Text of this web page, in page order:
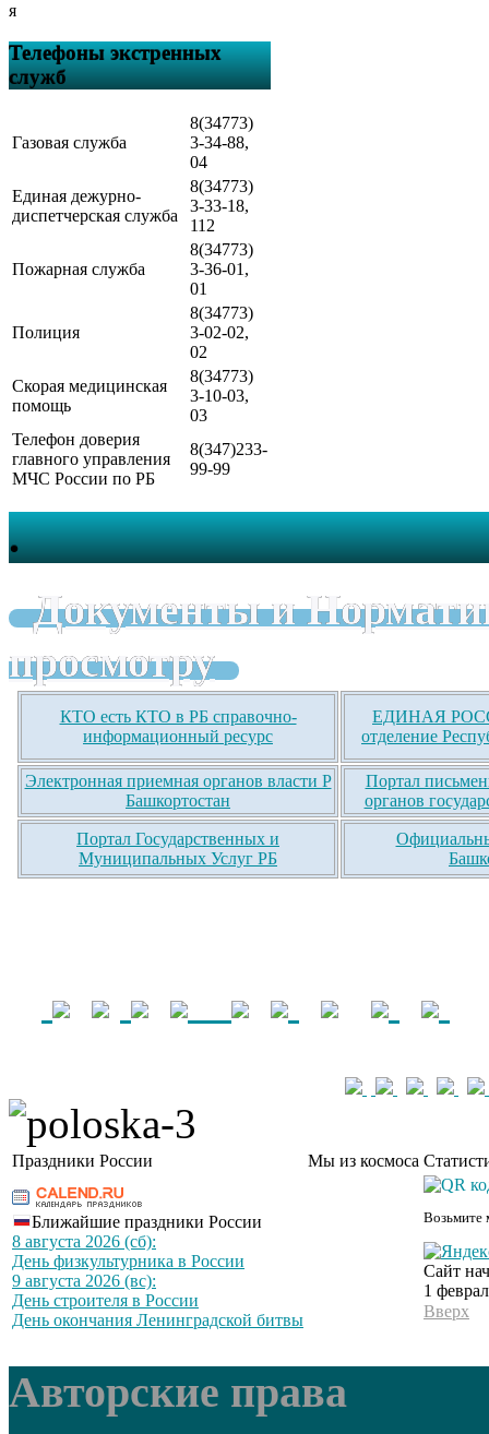
я
Телефоны экстренных
служб
Газовая служба
8(34773)
3-34-88,
04
Единая дежурно-
диспетчерская служба
8(34773)
3-33-18,
112
Пожарная служба
8(34773)
3-36-01,
01
Полиция
8(34773)
3-02-02,
02
Скорая медицинская
помощь
8(34773)
3-10-03,
03
Телефон доверия
главного управления
МЧС России по РБ
8(347)233-
99-99
.
Документы и
просмотру
КТО есть КТО в РБ справочно-
информационный ресурс
ЕДИНАЯ
отделение
Электронная приемная органов власти Р
Башкортостан
Портал
органов
Портал Государственных и
Муниципальных Услуг РБ
Праздники России Мы из космоса
Ближайшие праздники России
8 августа 2026 (сб):
День физкультурника в России
9 августа 2026 (вс):
День строителя в России
День окончания Ленинградской битвы
Возьмите
Сайт
1
Вверх
Авторские права